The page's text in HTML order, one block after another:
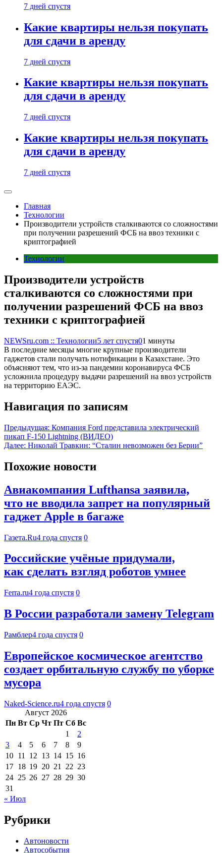
7 дней спустя
Какие квартиры нельзя покупать
для сдачи в аренду
7 дней спустя
Какие квартиры нельзя покупать
для сдачи в аренду
7 дней спустя
Какие квартиры нельзя покупать
для сдачи в аренду
7 дней спустя
Главная
Технологии
Производители устройств сталкиваются со сложностями
при получении разрешений ФСБ на ввоз техники с
криптографией
Технологии
Производители устройств
сталкиваются со сложностями при
получении разрешений ФСБ на ввоз
техники с криптографией
NEWSru.com :: Технологии5 лет спустя01 минуты
В последние месяцы многие крупные производители
гаджетов стали получать нотификации в Казахстане. Это
объясняют тем, что из-за пандемии коронавируса ФСБ
усложнила процедуру выдачи разрешений на ввоз устройств
на территорию ЕАЭС.
Навигация по записям
Предыдущая: Компания Ford представила электрический
пикап F-150 Lightning (ВИДЕО)
Далее: Николай Травкин: “Сталин невозможен без Берии”
Похожие новости
Авиакомпания Lufthansa заявила,
что не вводила запрет на популярный
гаджет Apple в багаже
Газета.Ru4 года спустя 0
Российские учёные придумали,
как сделать взгляд роботов умнее
Ferra.ru4 года спустя 0
В России разработали замену Telegram
Рамблер4 года спустя 0
Европейское космическое агентство
создает орбитальную службу по уборке
мусора
Naked-Science.ru4 года спустя 0
Август 2026
Пн Вт Ср Чт Пт Сб Вс
1
2
3
4 5 6 7 8
9
10 11 12 13 14 15 16
17 18 19 20 21 22 23
24 25 26 27 28 29 30
31
« Июл
Рубрики
Автоновости
Автособытия